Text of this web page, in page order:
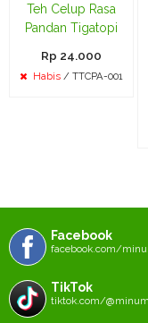
Teh Celup Rasa
Pandan Tigatopi
Rp 24.000
Habis / TTCPA-001
Facebook
facebook.com/
TikTok
tiktok.com/